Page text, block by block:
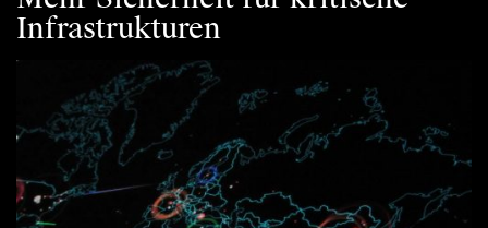
Infrastrukturen